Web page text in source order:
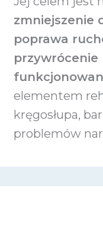
zmniejszenie
poprawa
przywrócenie
elementem
kręgosłupa,
problemów